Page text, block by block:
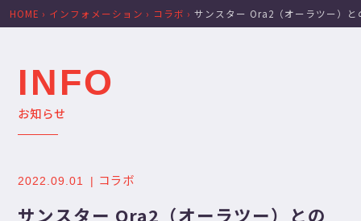
HOME › インフォメーション › コラボ › サンスター Ora2（オーラツー）と
INFO
お知らせ
2022.09.01 コラボ
サンスター Ora2（オーラツー）との